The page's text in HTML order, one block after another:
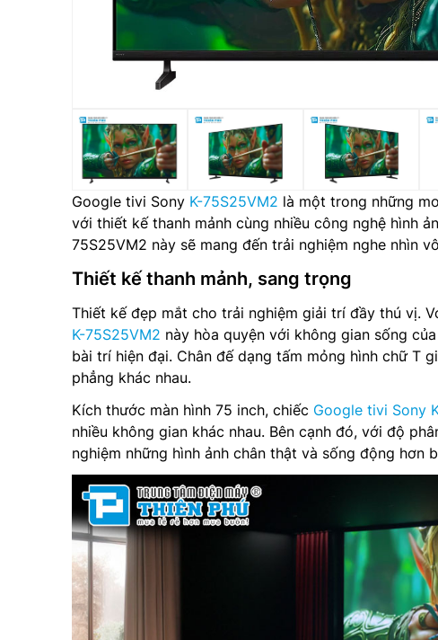
Google tivi Sony K-75S25VM2 là một trong những
với thiết kế thanh mảnh cùng nhiều công nghệ hình
75S25VM2 này sẽ mang đến trải nghiệm nghe nhìn
Thiết kế thanh mảnh, sang trọng
Thiết kế đẹp mắt cho trải nghiệm giải trí đầy thú vị.
K-75S25VM2 này hòa quyện với không gian sống
bài trí hiện đại. Chân đế dạng tấm mỏng hình chữ T
phẳng khác nhau.
Kích thước màn hình 75 inch, chiếc Google tivi Sony
nhiều không gian khác nhau. Bên cạnh đó, với độ
nghiệm những hình ảnh chân thật và sống động hơn